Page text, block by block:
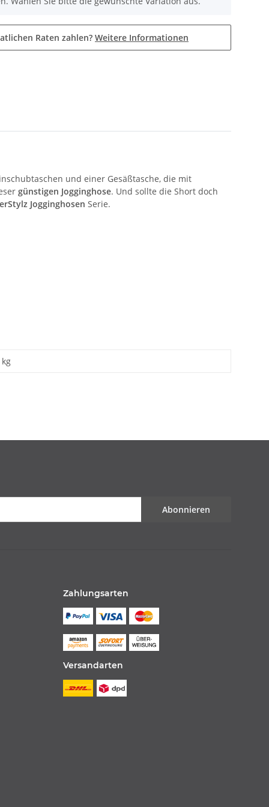
Raten zahlen? Weitere Informationen
und einer Gesäßtasche, die mit
günstigen Jogginghose. Und sollte die Short doch
Jogginghosen Serie.
kg
Abonnieren
Zahlungsarten
Versandarten